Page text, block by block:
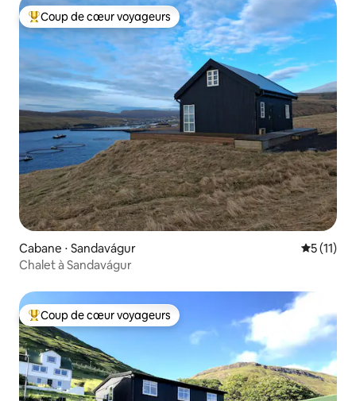
Coups de cœur voyageurs les plus appréciés
Coup de cœur voyageurs
Cabane ⋅ Sandavágur
5 (11)
Chalet à Sandavágur
Coups de cœur voyageurs les plus appréciés
Coup de cœur voyageurs